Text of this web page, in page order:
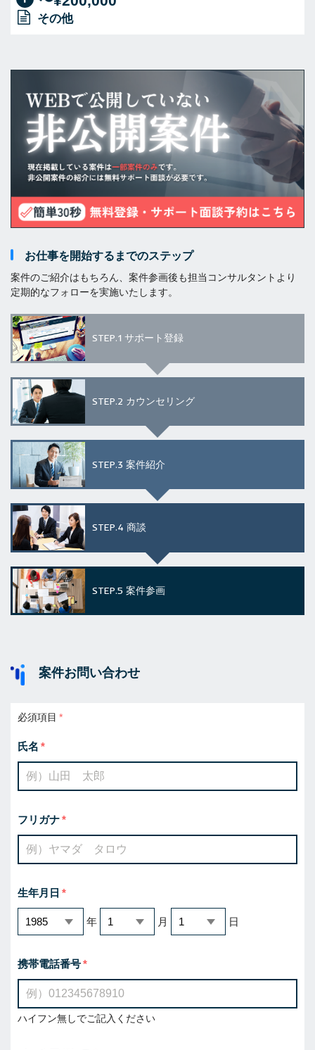
その他
お仕事を開始するまでのステップ
案件のご紹介はもちろん、案件参画後も担当コンサルタントより
定期的なフォローを実施いたします。
STEP.1 サポート登録
STEP.2 カウンセリング
STEP.3 案件紹介
STEP.4 商談
STEP.5 案件参画
案件お問い合わせ
必須項目
氏名
フリガナ
生年月日
年 月 日
携帯電話番号
ハイフン無しでご記入ください